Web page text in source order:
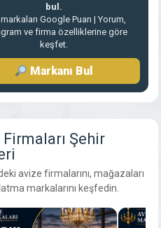
bul.
Google Puan | Yorum,
ve firma özelliklerine göre
keşfet.
Markanı Bul
Şehir
avize firmalarını, mağazaları
markalarını keşfedin.